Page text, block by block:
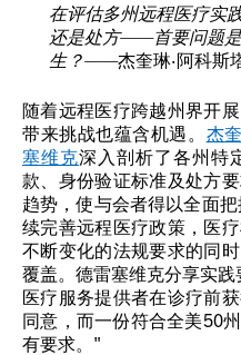
在评估多州远程医疗实
还是处方——首要问题
生？——杰奎琳·阿科斯
随着远程医疗跨越州界开
带来挑战也蕴含机遇。 杰
塞维克深入剖析了各州特
款、身份验证标准及处方
趋势，使与会者得以全面
续完善远程医疗政策，医
不断变化的法规要求的同
覆盖。德雷塞维克分享实
医疗服务提供者在诊疗前
同意，而一份符合全美50
有要求。"